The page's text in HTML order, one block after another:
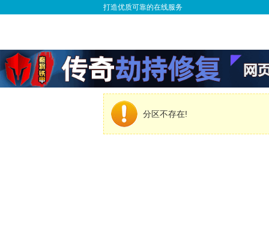
打造优质可靠的在线服务
分区不存在!